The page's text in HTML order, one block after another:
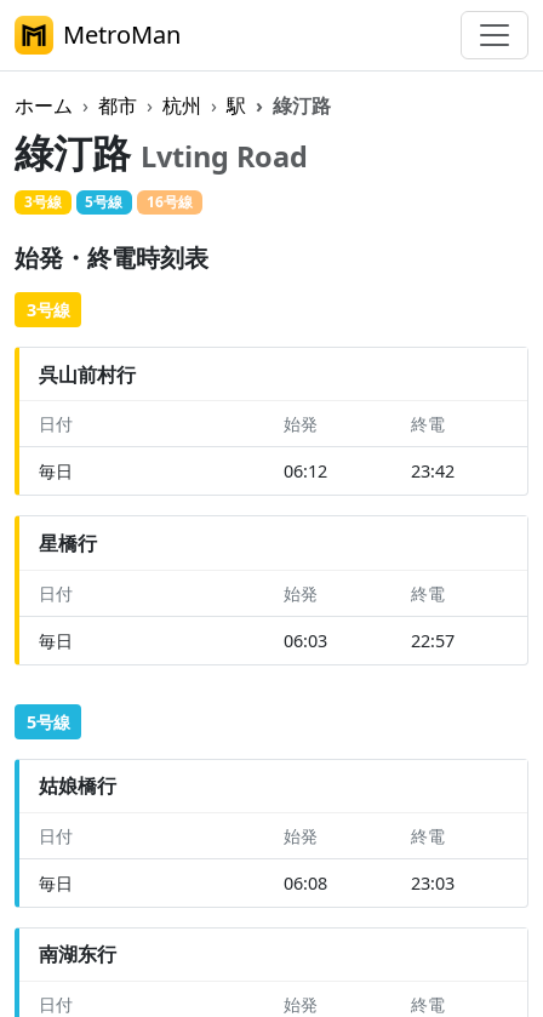
MetroMan
ホーム 都市 杭州 駅 綠汀路
綠汀路 Lvting Road
3号線 5号線 16号線
始発・終電時刻表
3号線
呉山前村行
日付 始発 終電
毎日 06:12 23:42
星橋行
日付 始発 終電
毎日 06:03 22:57
5号線
姑娘橋行
日付 始発 終電
毎日 06:08 23:03
南湖东行
日付 始発 終電